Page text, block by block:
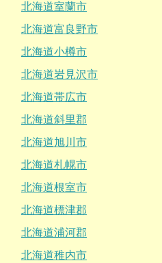
北海道室蘭市
北海道富良野市
北海道小樽市
北海道岩見沢市
北海道帯広市
北海道斜里郡
北海道旭川市
北海道札幌市
北海道根室市
北海道標津郡
北海道浦河郡
北海道稚内市